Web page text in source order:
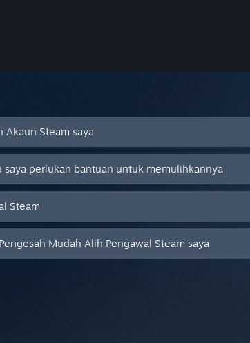
Akaun Steam saya
saya perlukan bantuan untuk memulihkannya
Steam
Mudah Alih Pengawal Steam saya